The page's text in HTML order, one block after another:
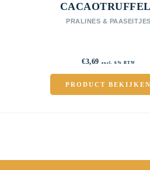
PRALINES & PAASEITJES
€3,69 excl. 6% BTW
PRODUCT BEKIJKEN